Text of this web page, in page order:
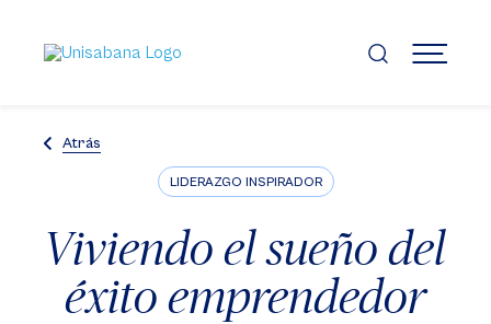
contenido
principal
MENÚ
Atrás
LIDERAZGO INSPIRADOR
Viviendo el sueño del
éxito emprendedor